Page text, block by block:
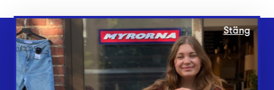
Webbshop
Butiker
Stäng